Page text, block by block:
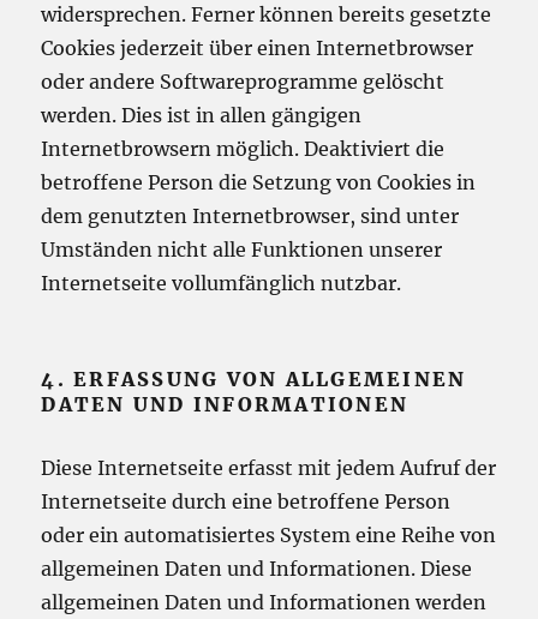
widersprechen. Ferner können bereits gesetzte
Cookies jederzeit über einen Internetbrowser
oder andere Softwareprogramme gelöscht
werden. Dies ist in allen gängigen
Internetbrowsern möglich. Deaktiviert die
betroffene Person die Setzung von Cookies in
dem genutzten Internetbrowser, sind unter
Umständen nicht alle Funktionen unserer
Internetseite vollumfänglich nutzbar.
4. ERFASSUNG VON ALLGEMEINEN
DATEN UND INFORMATIONEN
Diese Internetseite erfasst mit jedem Aufruf der
Internetseite durch eine betroffene Person
oder ein automatisiertes System eine Reihe von
allgemeinen Daten und Informationen. Diese
allgemeinen Daten und Informationen werden